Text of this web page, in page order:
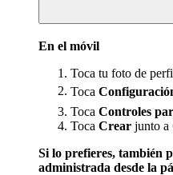
En el móvil
Toca tu foto de
Toca
Toca Controles
Toca Crear junto a
Si lo prefieres, también
administrada desde la